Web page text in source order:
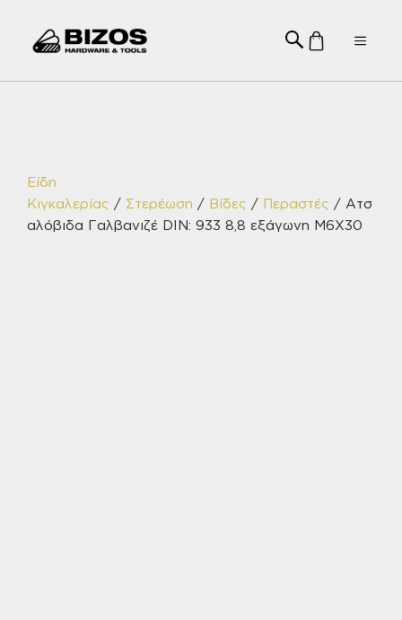
Menu
Είδη
Κιγκαλερίας / Στερέωση / Βίδες / Περαστές / Ατσ
αλόβιδα Γαλβανιζέ DIN: 933 8,8 εξάγωνη Μ6Χ30